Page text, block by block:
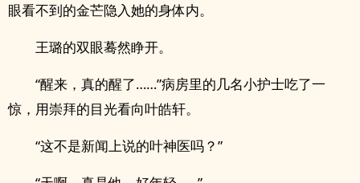
眼看不到的金芒隐入她的身体内。
王璐的双眼蓦然睁开。
“醒来，真的醒了……”病房里的几名小护士吃了一
惊，用崇拜的目光看向叶皓轩。
“这不是新闻上说的叶神医吗？”